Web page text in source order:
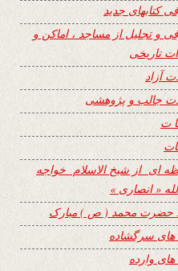
کتابهای جدید
و تجلیل از مساجد ، اماکن و
تاریخی
آزاد
جالب و پژوهشی
ت
ای از شیخ الاسلام خواجه
« انصاری »
حضرت محمد ( ص ) مبارک
های سرگشاده
های وارده